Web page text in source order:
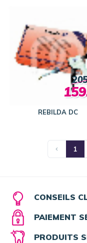
REBILDA DC
1
CONSEILS
PAIEMENT
PRODUITS